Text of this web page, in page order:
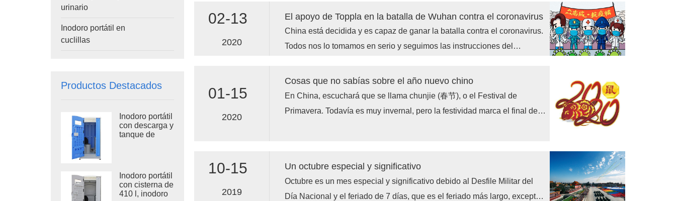
urinario
Inodoro portátil en
cuclillas
Productos Destacados
Inodoro portátil
con descarga y
tanque de
sobre patín de
acero.
Inodoro portátil
con cisterna de
410 l, inodoro
02-13
2020
El apoyo de Toppla en la batalla de Wuhan contra el coronavirus
China está decidida y es capaz de ganar la batalla contra el coronavirus.
Todos nos lo tomamos en serio y seguimos las instrucciones del
sigue siendo optimista hasta cierto punto. La epidemia será
eventualmente controlada y eliminada.
01-15
2020
Cosas que no sabías sobre el año nuevo chino
En China, escuchará que se llama chunjie (春节), o el Festival de
Primavera. Todavía es muy invernal, pero la festividad marca el final de
10-15
2019
Un octubre especial y significativo
Octubre es un mes especial y significativo debido al Desfile Militar del
Día Nacional y el feriado de 7 días, que es el feriado más largo, excepto